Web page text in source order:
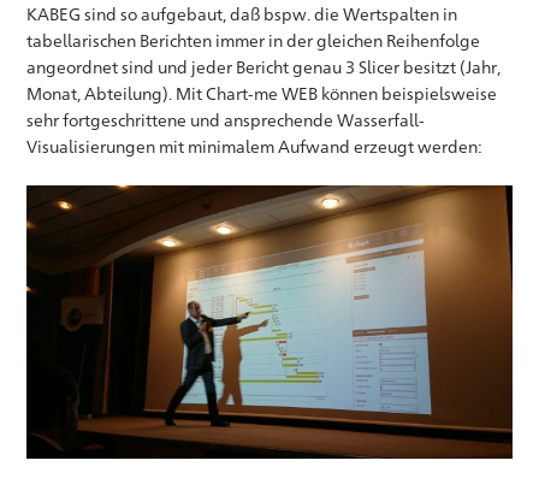
KABEG sind so aufgebaut, daß bspw. die Wertspalten in
tabellarischen Berichten immer in der gleichen Reihenfolge
angeordnet sind und jeder Bericht genau 3 Slicer besitzt (Jahr,
Monat, Abteilung). Mit Chart-me WEB können beispielsweise
sehr fortgeschrittene und ansprechende Wasserfall-
Visualisierungen mit minimalem Aufwand erzeugt werden: